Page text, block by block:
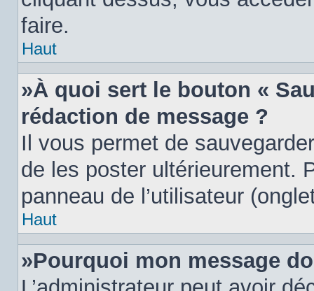
faire.
Haut
»À quoi sert le bouton «
rédaction de message ?
Il vous permet de
de les poster ultérieurement.
panneau de l’utilisateur
Haut
»Pourquoi mon message